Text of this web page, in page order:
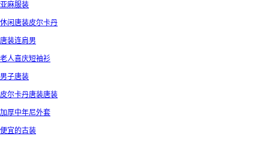
亚麻服装
休闲唐装皮尔卡丹
唐装连肩男
老人喜庆短袖衫
男子唐装
皮尔卡丹唐装唐装
加厚中年尼外套
便宜的古装